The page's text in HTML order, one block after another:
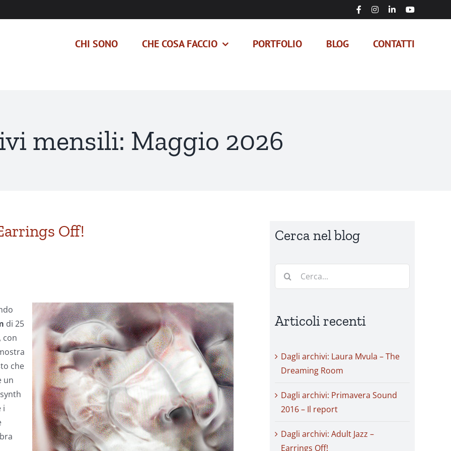
FacebookInstagram
LinkedInYouTube
CHI SONO CHE COSA FACCIO PORTFOLIO BLOG CONTATTI
mensili: Maggio 2026
Off!
di 25
con
che
un
i
Cerca nel blog
Cerca
Articoli recenti
Dagli archivi: Laura Mvula – The
Dreaming Room
Dagli archivi: Primavera Sound
2016 – Il report
Dagli archivi: Adult Jazz –
Earrings Off!